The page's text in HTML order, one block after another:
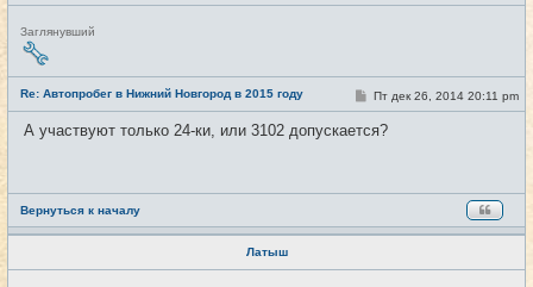
Н
е
в
т
и
Заглянувший
Re: Автопробег в Нижний Новгород в 2015 году #25
С
о
б
и
Пт дек 26, 2014 20:11 pm
А участвуют только 24-ки, или 3102 допускается?
Вернуться к началу
Латыш